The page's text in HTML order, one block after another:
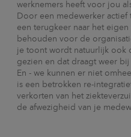
werknemers heeft voor jou
Door een medewerker
een terugkeer naar het
behouden voor de
je toont wordt natuurlijk ook
gezien en dat draagt weer
En - we kunnen er niet
is een betrokken re-
verkorten van het
de afwezigheid van je